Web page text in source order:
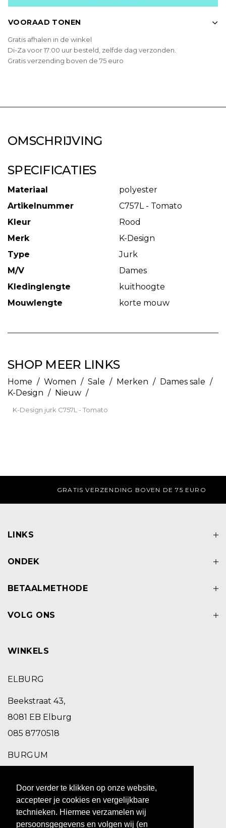
Door verder te klikken op onze website,
accepteer je cookies en vergelijkbare
technieken. Hiermee verzamelen wij
persoonsgegevens en volgen wij (en
VOORAAD TONEN
Gratis afhalen in de winkel
Di-Za voor 17:00 uur besteld, zelfde dag verzonden.
Gratis verzending boven de 75 euro
OMSCHRIJVING
SPECIFICATIES
Materiaal
polyester
Artikelnummer
C757L - Tomato
Kleur
Rood
Merk
K-Design
Type
Jurk
M/V
Dames
Kledinglengte
kuithoogte
Mouwlengte
korte mouw
SHOP MEER LINKS
Home / Women / Sale / Merken / Dames sale /
K-Design / Nieuw /
K-Design jurk C757L - Tomato
GRATIS AFHALEN IN DE WINKEL
LINKS
ONDEK
BETAALMETHODE
VOLG ONS
WINKELS
ELBURG
Beekstraat 43,
8081 EB Elburg
085 8770518
BURGUM
9251 EC Burgum
0511 469 260